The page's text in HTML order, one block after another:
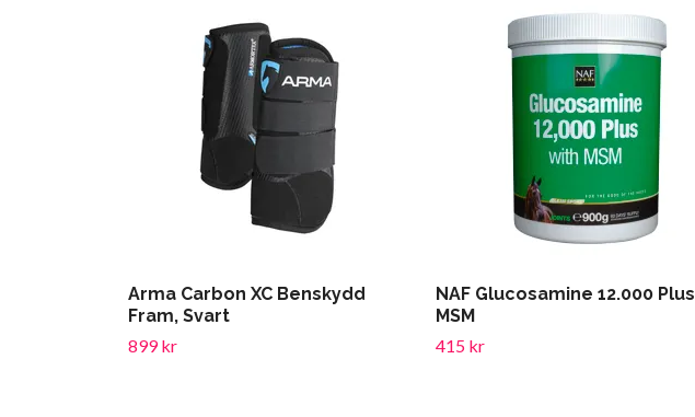
Arma Carbon XC Benskydd
Fram, Svart
899 kr
NAF Glucosamine 12.000 Plus
MSM
415 kr